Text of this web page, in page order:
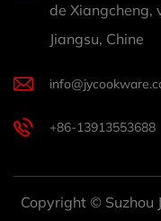
de Xiangcheng,
Jiangsu, Chine
+86-13913553688
Copyright © Suzhou